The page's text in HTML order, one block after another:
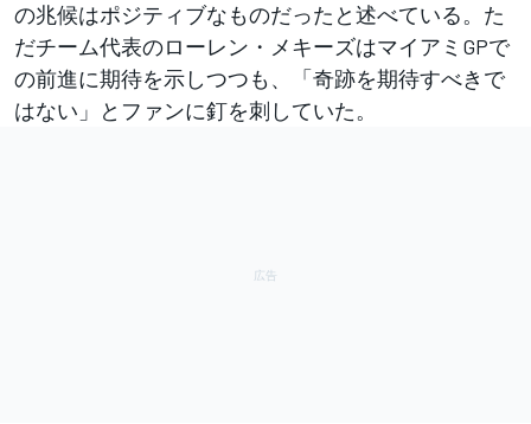
の兆候はポジティブなものだったと述べている。た
だチーム代表のローレン・メキーズはマイアミGPで
の前進に期待を示しつつも、「奇跡を期待すべきで
はない」とファンに釘を刺していた。